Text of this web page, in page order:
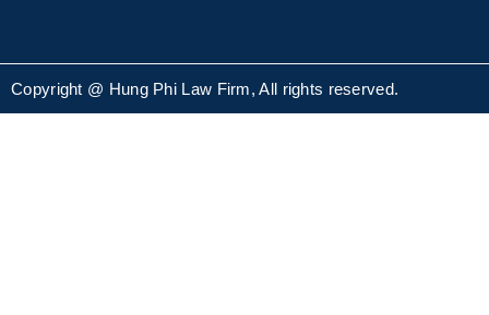
Copyright @ Hung Phi Law Firm, All rights reserved.